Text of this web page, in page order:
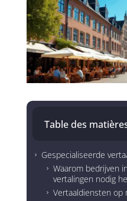
Table des
5 Gespecialiseerde
5
Waarom bedrijven
vertalingen nodig
5 Vertaaldiensten op